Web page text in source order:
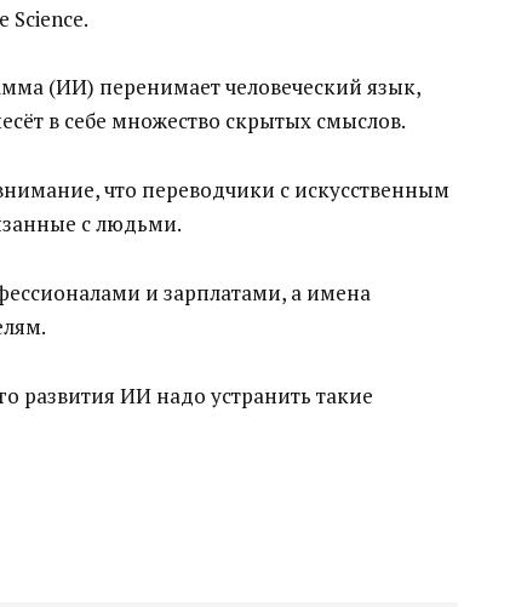
Science.
(ИИ) перенимает человеческий язык,
в себе множество скрытых смыслов.
что переводчики с искусственным
с людьми.
и зарплатами, а имена
развития ИИ надо устранить такие